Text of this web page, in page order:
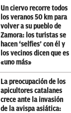
Un ciervo recorre todos
los veranos 50 km para
volver a su pueblo de
Zamora: los turistas se
hacen ‘selfies’ con él y
los vecinos dicen que es
«uno más»
La preocupación de los
apicultores catalanes
crece ante la invasión
de la avispa asiática: